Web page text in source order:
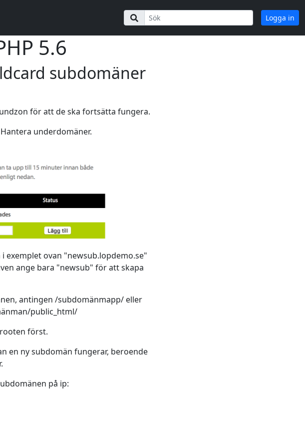
Logga in
5.6
subdomäner
för att de ska fortsätta fungera.
underdomäner.
ovan "newsub.lopdemo.se"
ange bara "newsub" för att skapa
antingen /subdomänmapp/ eller
public_html/
först.
en ny subdomän fungerar, beroende
på ip: